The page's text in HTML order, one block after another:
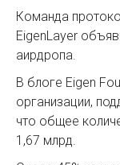
Команда
EigenLayer
аирдропа.
В блоге Eigen
организации,
что общее
1,67 млрд.